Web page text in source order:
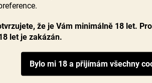
že je Vám minimálně 18 let.
let je zakázán.
La
Logos I 2010,